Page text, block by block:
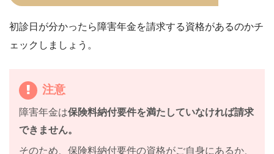
初診日が分かった ら障害年金を請求する資格があるのかチ
ェックしましょう。
注意
障害年金は保険料納付要件を満たしていなければ請求
できません。
そのため、保険料納付要件の資格がご自身にあるか、